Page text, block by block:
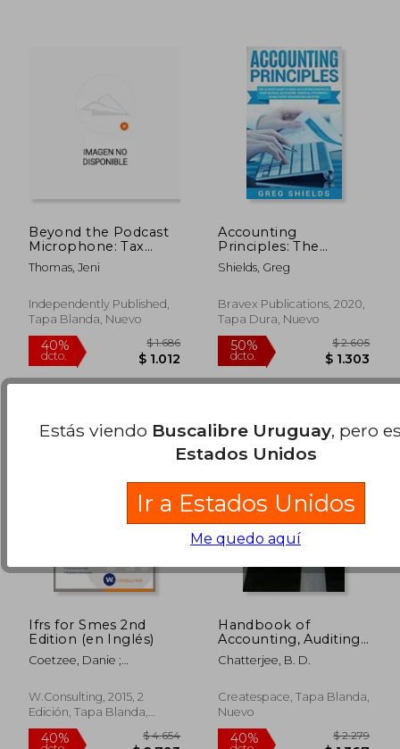
dcto. $ 700 dcto.
40%
dcto. $ 934
50%
dcto. $
Beyond the Podcast
Microphone: Tax
Strategies for Podcast
Hosts and Influencers
Thomas, Jeni
Independently Published,
Tapa Blanda, Nuevo
Accounting
Principles: The
Ultimate Guide to
Basic Accounting
Accrual Accounting,
Financial Statements,
Bookkeeping and
More (en Inglés)
Shields, Greg
Bravex Publications, 2020,
Tapa Dura, Nuevo
Ifrs for Smes 2nd
Edition (en Inglés)
Coetzee, Danie ;
Njikizana, Tapiwa
W.Consulting, 2015, 2
Edición, Tapa Blanda,
Nuevo
Handbook of
Accounting, Auditing,
Cost Audit &
Accounting and
(en Inglés)
Chatterjee, B. D.
Createspace, Tapa Blanda,
Nuevo
Estás viendo Buscalibre Uruguay, pero
Estados Unidos
Ir a Estados Unidos
Me quedo aquí